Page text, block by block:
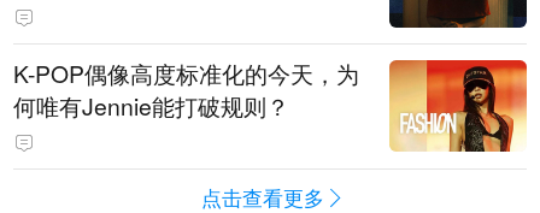
K-POP偶像高度标准化的今天，为
何唯有Jennie能打破规则？
点击查看更多